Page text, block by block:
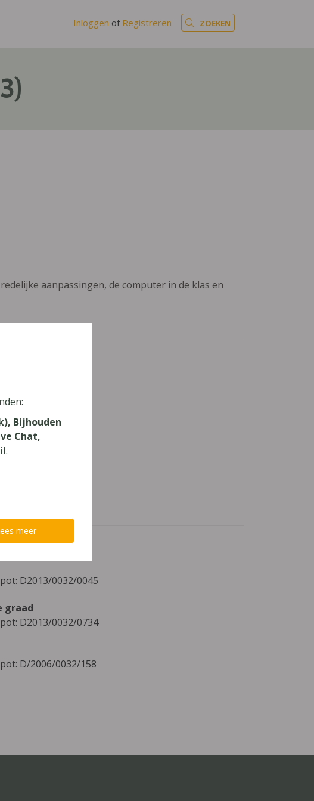
Inloggen of Registreren ZOEKEN
aanpassingen, de computer in de klas en
D2013/0032/0045
graad
D2013/0032/0734
D/2006/0032/158
Bijhouden
Chat,
.
meer